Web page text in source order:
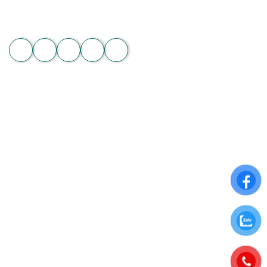
Để nhận những ưu đãi hấp dẫn từ Hoa Chân Thật, hãy đăng